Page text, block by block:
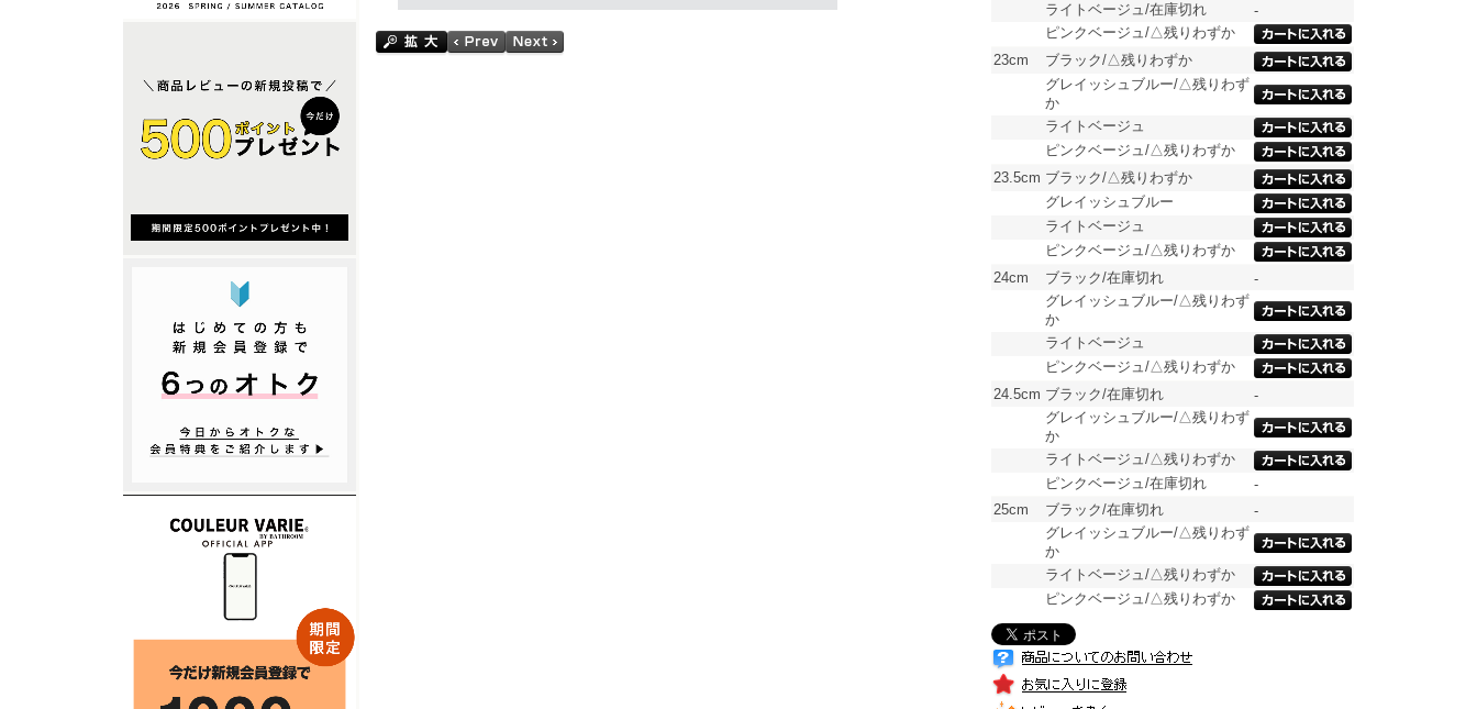
ライトベージュ/在庫切れ
-
ピンクベージュ/△残りわずか
23cm
ブラック/△残りわずか
グレイッシュブルー/△残りわず
か
ライトベージュ
ピンクベージュ/△残りわずか
23.5cm ブラック/△残りわずか
グレイッシュブルー
ライトベージュ
ピンクベージュ/△残りわずか
24cm
ブラック/在庫切れ
-
グレイッシュブルー/△残りわず
か
ライトベージュ
ピンクベージュ/△残りわずか
24.5cm ブラック/在庫切れ
-
グレイッシュブルー/△残りわず
か
ライトベージュ/△残りわずか
ピンクベージュ/在庫切れ
-
25cm
ブラック/在庫切れ
-
グレイッシュブルー/△残りわず
か
ライトベージュ/△残りわずか
ピンクベージュ/△残りわずか